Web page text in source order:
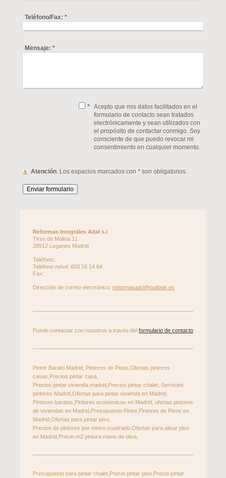
Teléfono/Fax: *
Mensaje: *
* Acepto que mis datos facilitados en el
formulario de contacto sean tratados
electrónicamente y sean utilizados con
el propósito de contactar conmigo. Soy
consciente de que puedo revocar mi
consentimiento en cualquier momento.
Atención : Los espacios marcados con * son obligatorios.
Reformas Integrales Adal s.l
Tirso de Molina 11
28912 Leganes Madrid
Teléfono:
Teléfono móvil: 603 16 14 64
Fax:
Dirección de correo electrónico: reformasadri@outlook.es
Puede contactar con nosotros a través del formulario de contacto
Pintor Barato Madrid, Pintores de Pisos,Ofertas pintores
casas,Precios pintar casa,
Precios pintar vivienda madrid,Precios pintar chalet, Servicios
pintores Madrid,Ofertas para pintar vivienda en Madrid,
Pintores baratos,Pintores económicos en Madrid, ofertas pintores
de viviendas en Madrid,Presupuesto Pintor,Pintores de Pisos en
Madrid,Ofertas para pintar piso,
Precios de pintores por metro cuadrado,Ofertas para alisar piso
en Madrid,Precio m2 pintura mano de obra,
Presupuesto para pintar chalet,Precio pintar piso,Precio pintar